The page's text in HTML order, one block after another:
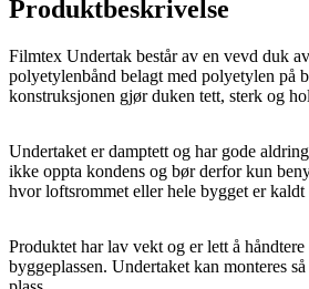
Produktbeskrivelse
Filmtex Undertak består av en vevd duk
polyetylenbånd belagt med polyetylen på
konstruksjonen gjør duken tett, sterk og
Undertaket er damptett og har gode
ikke oppta kondens og bør derfor kun
hvor loftsrommet eller hele bygget er
Produktet har lav vekt og er lett å håndtere
byggeplassen. Undertaket kan monteres